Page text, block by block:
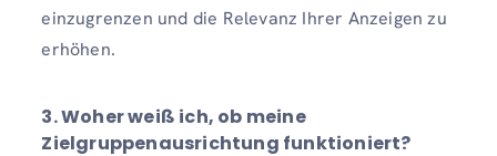
einzugrenzen und die Relevanz Ihrer Anzeigen zu
erhöhen.
3.Woher weiß ich, ob meine
Zielgruppenausrichtung funktioniert?